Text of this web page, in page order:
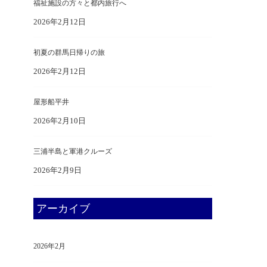
福祉施設の方々と都内旅行へ
2026年2月12日
初夏の群馬日帰りの旅
2026年2月12日
屋形船平井
2026年2月10日
三浦半島と軍港クルーズ
2026年2月9日
アーカイブ
2026年2月